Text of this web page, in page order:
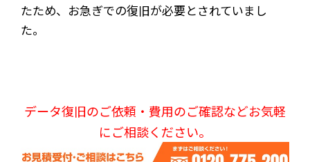
たため、お急ぎでの復旧が必要とされていまし
た。
データ復旧のご依頼・費用のご確認などお気軽
にご相談ください。